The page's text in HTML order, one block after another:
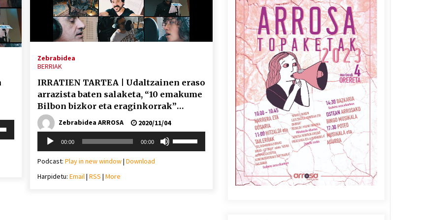
Arrosa sareko IX. topaketak!
2021/10/13
Azaroak 6 Iurretan Arrosa
sarearen IX. topaketak
2021/10/04
Berria egunkarian
elkarrizketa Arrosaren 20
urteez
2021/07/06
Zebrabidearen denboraldi
amaiera EHZtik
2021/07/01
Arrosaren laburpen bideoa
Hamaika Telebistaren eskutik
2021/06/30
Zebrabidea
BERRIAK
IRRATIEN TARTEA | Udaltzainen eraso
arrazista baten salaketa, “10 emakume
Bilbon bizkor eta eraginkorrak”
liburuaren aurkezpena, eta Izan
Bidearen Ibiltarien doinua
Zebrabidea ARROSA
2020/11/04
Soinu
erreproduzigailua
00:00 00:00
Podcast: Play in new window| Download
Harpidetu: Email| RSS | More